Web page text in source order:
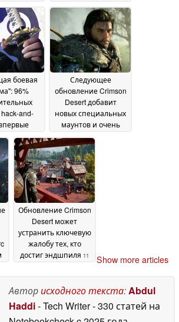
12 May 2026
Steam12 May 2026
боевая
96%
and-
12 May 2026
Следующее
обновление Crimson
Desert добавит
новых специальных
маунтов и очень
функцию09 May 2026
Обновление Crimson
Desert может
устранить ключевую
жалобу тех, кто
достиг эндшпиля 11
Show more articles
Авторисходного текста:Abdul
Haddi- Tech Writer- 330 статей на